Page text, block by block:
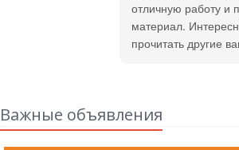
отличную работу и
материал.
прочитать другие
Важные объявления